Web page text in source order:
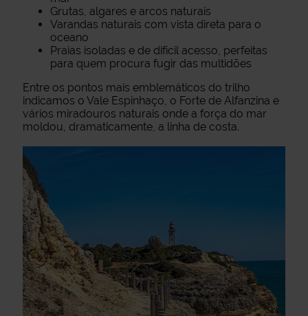
Grutas, algares e arcos naturais
Varandas naturais com vista direta para o
oceano
Praias isoladas e de difícil acesso, perfeitas
para quem procura fugir das multidões
Entre os pontos mais emblemáticos do trilho
indicamos o Vale Espinhaço, o Forte de Alfanzina e
vários miradouros naturais onde a força do mar
moldou, dramaticamente, a linha de costa.